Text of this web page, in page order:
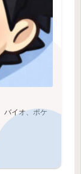
バイオ、ポケ